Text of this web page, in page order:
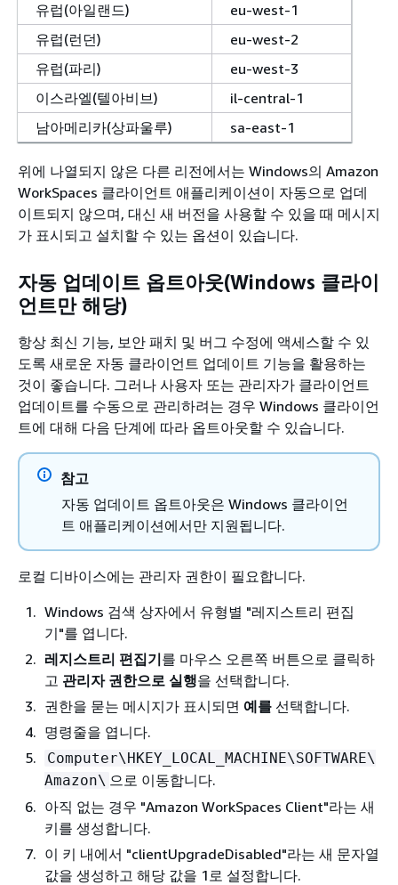
유럽(아일랜드)
eu-west-1
유럽(런던)
eu-west-2
유럽(파리)
eu-west-3
이스라엘(텔아비브)
il-central-1
남아메리카(상파울루)
sa-east-1
위에 나열되지 않은 다른 리전에서는 Windows의 Amazon
WorkSpaces 클라이언트 애플리케이션이 자동으로 업데
이트되지 않으며, 대신 새 버전을 사용할 수 있을 때 메시지
가 표시되고 설치할 수 있는 옵션이 있습니다.
자동 업데이트 옵트아웃(Windows 클라이
언트만 해당)
항상 최신 기능, 보안 패치 및 버그 수정에 액세스할 수 있
도록 새로운 자동 클라이언트 업데이트 기능을 활용하는
것이 좋습니다. 그러나 사용자 또는 관리자가 클라이언트
업데이트를 수동으로 관리하려는 경우 Windows 클라이언
트에 대해 다음 단계에 따라 옵트아웃할 수 있습니다.
참고
자동 업데이트 옵트아웃은 Windows 클라이언
트 애플리케이션에서만 지원됩니다.
로컬 디바이스에는 관리자 권한이 필요합니다.
Windows 검색 상자에서 유형별 "레지스트리 편집
기"를 엽니다.
레지스트리 편집기를 마우스 오른쪽 버튼으로 클릭하
고 관리자 권한으로 실행을 선택합니다.
권한을 묻는 메시지가 표시되면 예를 선택합니다.
명령줄을 엽니다.
Computer\HKEY_LOCAL_MACHINE\SOFTWARE\
Amazon\ 으로 이동합니다.
아직 없는 경우 "Amazon WorkSpaces Client"라는 새
키를 생성합니다.
이 키 내에서 "clientUpgradeDisabled"라는 새 문자열
값을 생성하고 해당 값을 1로 설정합니다.